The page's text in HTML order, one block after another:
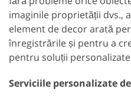
imaginile proprietății dvs.,
element de decor arată
înregistrările și pentru a
pentru soluții
Serviciile personalizate